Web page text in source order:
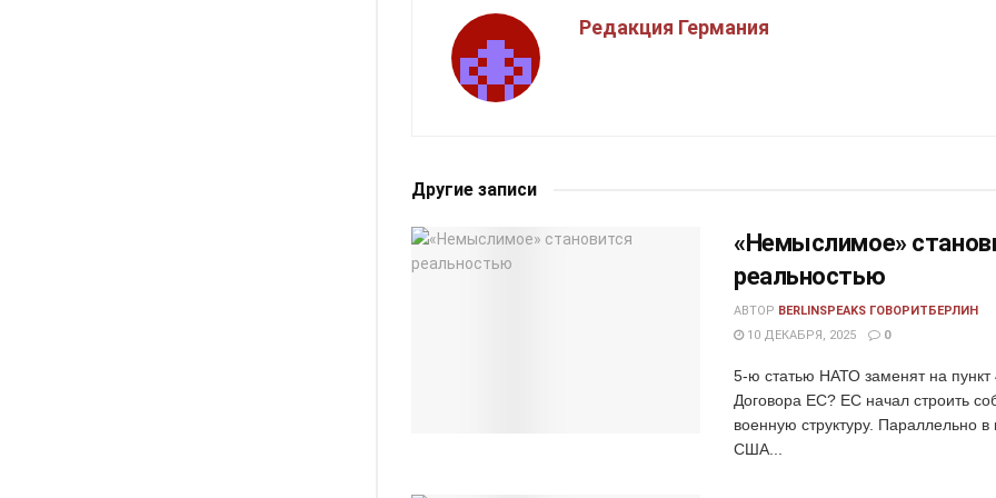
Редакция Германия
Другие записи
«Немыслимое»
реальностью
АВТОР BERLINSPEAKS ГОВОРИТБЕРЛИН
10 ДЕКАБРЯ, 2025
0
5-ю статью НАТО заменят на пункт
Договора ЕС? ЕС начал строить
военную структуру. Параллельно в
США...